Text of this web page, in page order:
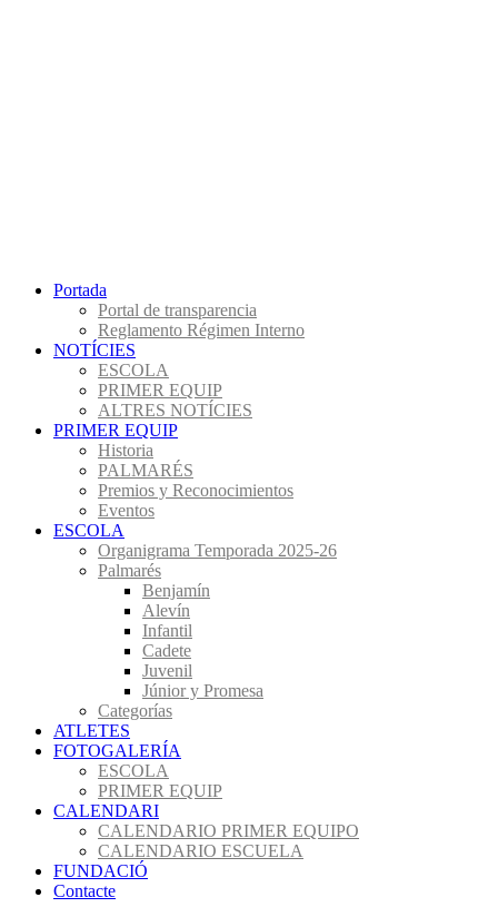
Portada
Portal de transparencia
Reglamento Régimen Interno
NOTÍCIES
ESCOLA
PRIMER EQUIP
ALTRES NOTÍCIES
PRIMER EQUIP
Historia
PALMARÉS
Premios y Reconocimientos
Eventos
ESCOLA
Organigrama Temporada 2025-26
Palmarés
Benjamín
Alevín
Infantil
Cadete
Juvenil
Júnior y Promesa
Categorías
ATLETES
FOTOGALERÍA
ESCOLA
PRIMER EQUIP
CALENDARI
CALENDARIO PRIMER EQUIPO
CALENDARIO ESCUELA
FUNDACIÓ
Contacte